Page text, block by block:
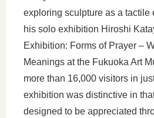
exploring sculpture as a tactile
his solo exhibition Hiroshi
Exhibition: Forms of Prayer –
Meanings at the Fukuoka Art
more than 16,000 visitors in
exhibition was distinctive in
designed to be appreciated